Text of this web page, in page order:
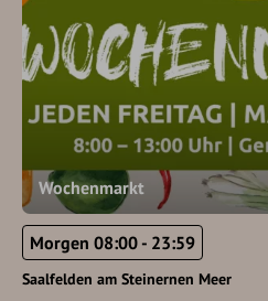
Wochenmarkt
Morgen 08:00 - 23:59
Saalfelden am Steinernen Meer